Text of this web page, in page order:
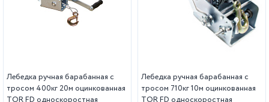
Лебедка ручная барабанная с
тросом 400кг 20м оцинкованная
Лебедка ручная барабанная с
тросом 710кг 10м оцинкованная